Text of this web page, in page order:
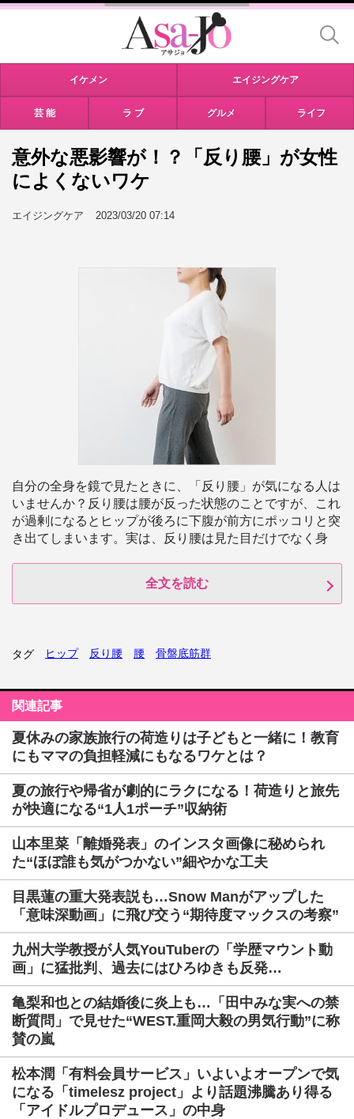
イケメン エイジングケア
芸 能 ラ ブ グルメ ライフ
意外な悪影響が！？「反り腰」が女性
によくないワケ
エイジングケア 2023/03/20 07:14
自分の全身を鏡で見たときに、「反り腰」が気になる人は
いませんか？反り腰は腰が反った状態のことですが、これ
が過剰になるとヒップが後ろに下腹が前方にポッコリと突
き出てしまいます。実は、反り腰は見た目だけでなく身
全文を読む
タグ ヒップ 反り腰 腰 骨盤底筋群
関連記事
夏休みの家族旅行の荷造りは子どもと一緒に！教育
にもママの負担軽減にもなるワケとは？
夏の旅行や帰省が劇的にラクになる！荷造りと旅先
が快適になる“1人1ポーチ”収納術
山本里菜「離婚発表」のインスタ画像に秘められ
た“ほぼ誰も気がつかない”細やかな工夫
目黒蓮の重大発表説も…Snow Manがアップした
「意味深動画」に飛び交う“期待度マックスの考察”
九州大学教授が人気YouTuberの「学歴マウント動
画」に猛批判、過去にはひろゆきも反発…
亀梨和也との結婚後に炎上も…「田中みな実への禁
断質問」で見せた“WEST.重岡大毅の男気行動”に称
賛の嵐
松本潤「有料会員サービス」いよいよオープンで気
になる「timelesz project」より話題沸騰あり得る
「アイドルプロデュース」の中身